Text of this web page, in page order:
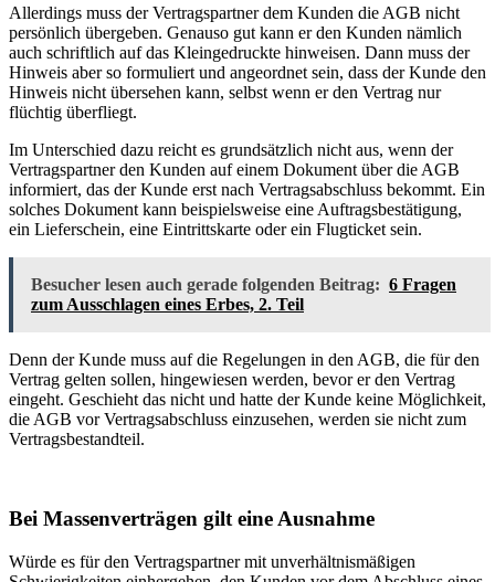
Allerdings muss der Vertragspartner dem Kunden die AGB nicht
persönlich übergeben. Genauso gut kann er den Kunden nämlich
auch schriftlich auf das Kleingedruckte hinweisen. Dann muss der
Hinweis aber so formuliert und angeordnet sein, dass der Kunde den
Hinweis nicht übersehen kann, selbst wenn er den Vertrag nur
flüchtig überfliegt.
Im Unterschied dazu reicht es grundsätzlich nicht aus, wenn der
Vertragspartner den Kunden auf einem Dokument über die AGB
informiert, das der Kunde erst nach Vertragsabschluss bekommt. Ein
solches Dokument kann beispielsweise eine Auftragsbestätigung,
ein Lieferschein, eine Eintrittskarte oder ein Flugticket sein.
Besucher lesen auch gerade folgenden Beitrag: 6 Fragen
zum Ausschlagen eines Erbes, 2. Teil
Denn der Kunde muss auf die Regelungen in den AGB, die für den
Vertrag gelten sollen, hingewiesen werden, bevor er den Vertrag
eingeht. Geschieht das nicht und hatte der Kunde keine Möglichkeit,
die AGB vor Vertragsabschluss einzusehen, werden sie nicht zum
Vertragsbestandteil.
Bei Massenverträgen gilt eine Ausnahme
Würde es für den Vertragspartner mit unverhältnismäßigen